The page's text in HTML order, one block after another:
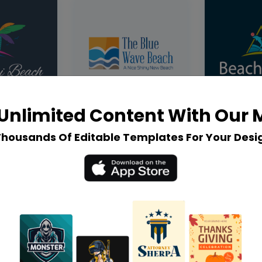
Content With Our
Of Editable Templates For Your